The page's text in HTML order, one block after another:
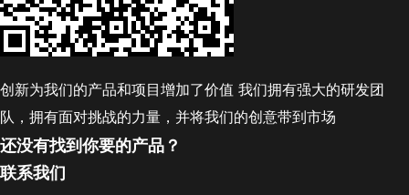
创新为我们的产品和项目增加了价值 我们拥有强大的研发团
队，拥有面对挑战的力量，并将我们的创意带到市场
还没有找到你要的产品？
联系我们